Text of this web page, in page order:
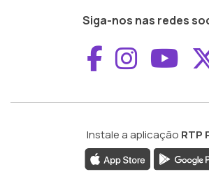
Siga-nos nas redes
Aceder
Instale a aplicação RTP